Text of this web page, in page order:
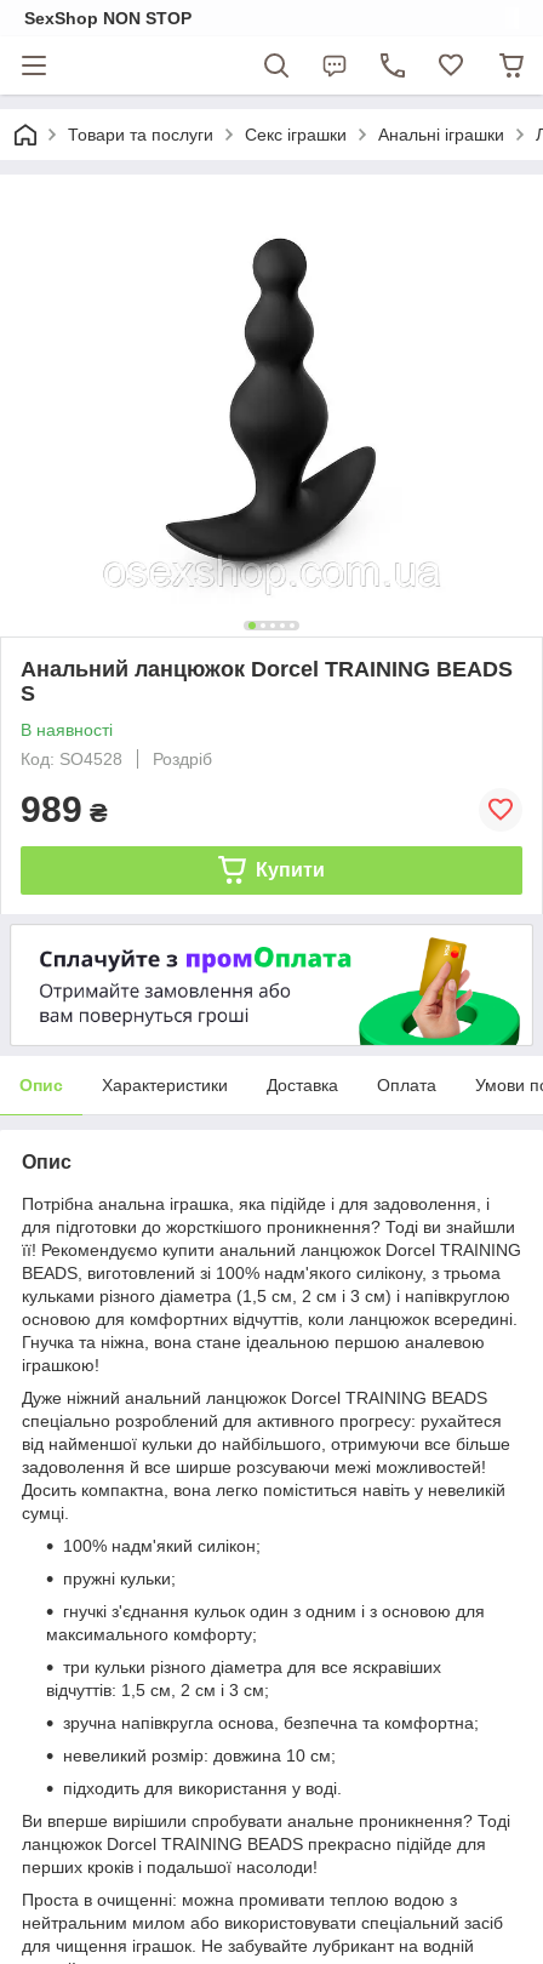
SexShop NON STOP
Товари та послуги Секс іграшки Анальні іграшки
Анальний ланцюжок Dorcel TRAINING BEADS
S
В наявності
Код: SO4528
Роздріб
989 ₴
Купити
Опис Характеристики Доставка Оплата Умови
Опис
Потрібна анальна іграшка, яка підійде і для задоволення, і
для підготовки до жорсткішого проникнення? Тоді ви знайшли
її! Рекомендуємо купити анальний ланцюжок Dorcel TRAINING
BEADS, виготовлений зі 100% надм'якого силікону, з трьома
кульками різного діаметра (1,5 см, 2 см і 3 см) і напівкруглою
основою для комфортних відчуттів, коли ланцюжок всередині.
Гнучка та ніжна, вона стане ідеальною першою аналевою
іграшкою!
Дуже ніжний анальний ланцюжок Dorcel TRAINING BEADS
спеціально розроблений для активного прогресу: рухайтеся
від найменшої кульки до найбільшого, отримуючи все більше
задоволення й все ширше розсуваючи межі можливостей!
Досить компактна, вона легко поміститься навіть у невеликій
сумці.
100% надм'який силікон;
пружні кульки;
гнучкі з'єднання кульок один з одним і з основою для
максимального комфорту;
три кульки різного діаметра для все яскравіших
відчуттів: 1,5 см, 2 см і 3 см;
зручна напівкругла основа, безпечна та комфортна;
невеликий розмір: довжина 10 см;
підходить для використання у воді.
Ви вперше вирішили спробувати анальне проникнення? Тоді
ланцюжок Dorcel TRAINING BEADS прекрасно підійде для
перших кроків і подальшої насолоди!
Проста в очищенні: можна промивати теплою водою з
нейтральним милом або використовувати спеціальний засіб
для чищення іграшок. Не забувайте лубрикант на водній